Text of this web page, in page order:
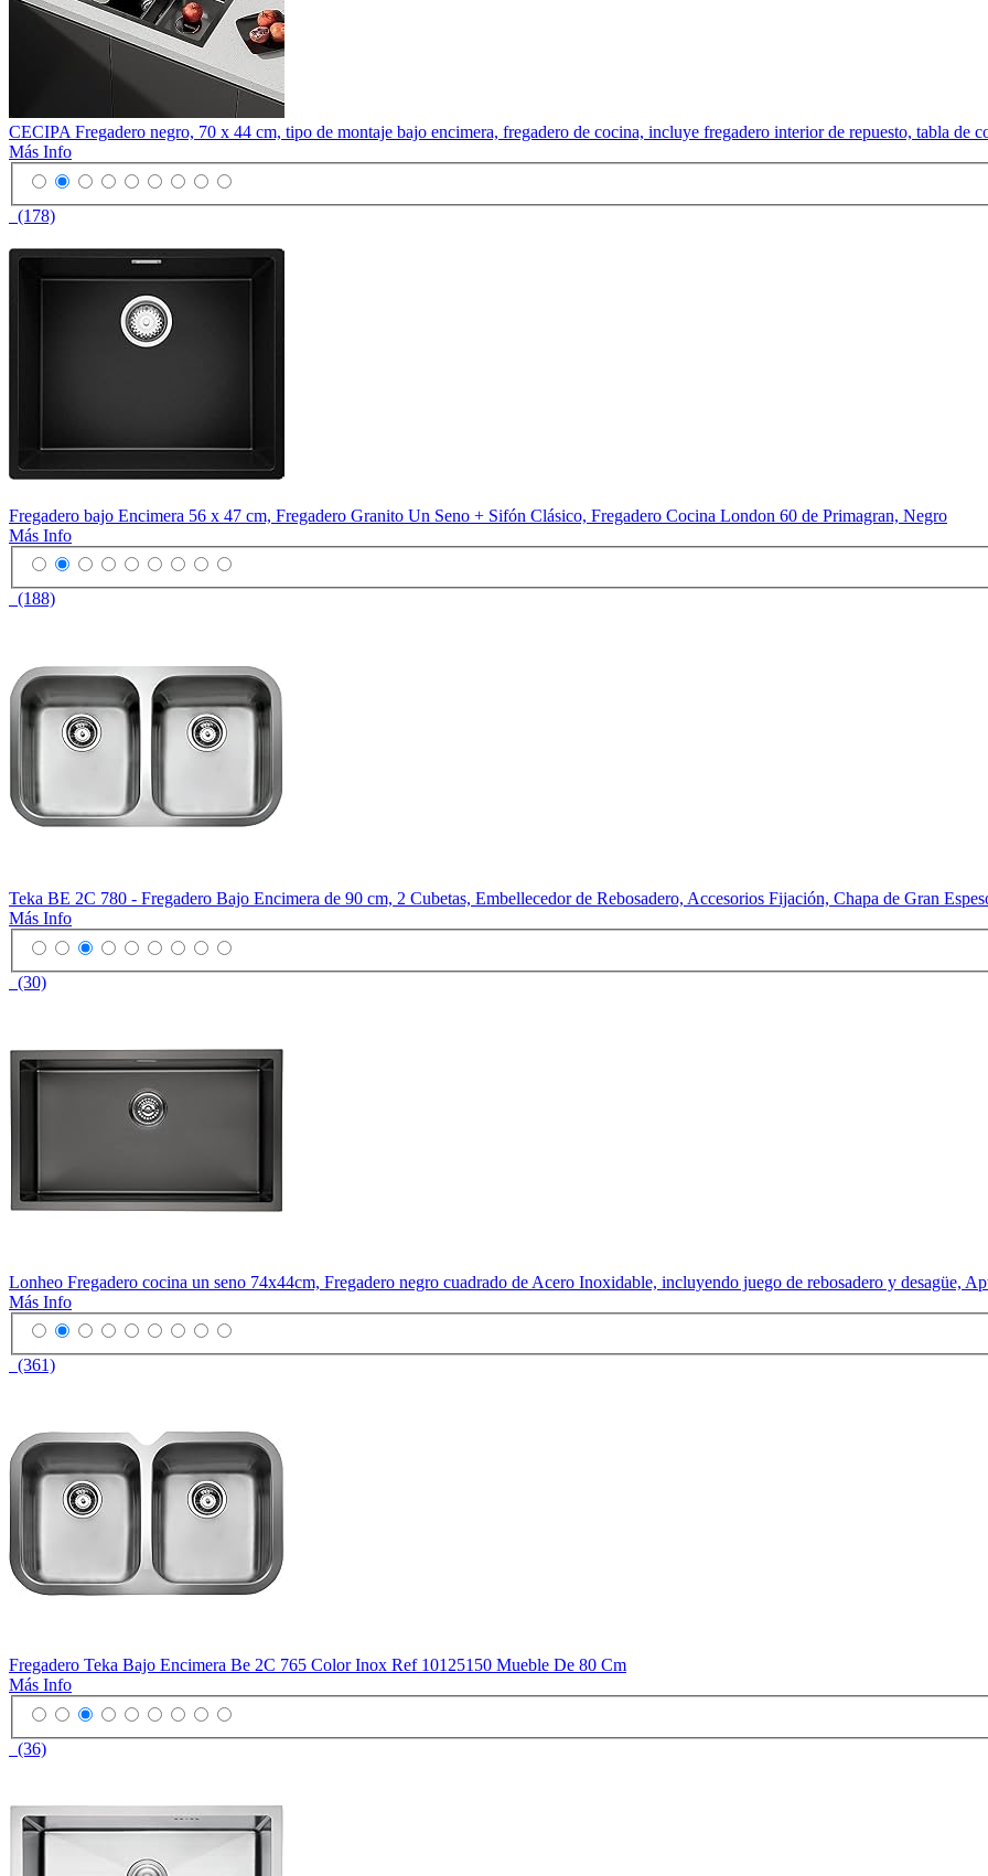
CECIPA Fregadero negro, 70 x 44 cm, tipo de montaje bajo encimera, fregadero de cocina, incluye fregadero interior de repuesto, tabla de
Más Info
(178)
Fregadero bajo Encimera 56 x 47 cm, Fregadero Granito Un Seno + Sifón Clásico, Fregadero Cocina London 60 de Primagran, Negro
Más Info
(188)
Teka BE 2C 780 - Fregadero Bajo Encimera de 90 cm, 2 Cubetas, Embellecedor de Rebosadero, Accesorios Fijación, Chapa de Gran
Más Info
(30)
Lonheo Fregadero cocina un seno 74x44cm, Fregadero negro cuadrado de Acero Inoxidable, incluyendo juego de rebosadero y desagüe,
Más Info
(361)
Fregadero Teka Bajo Encimera Be 2C 765 Color Inox Ref 10125150 Mueble De 80 Cm
Más Info
(36)